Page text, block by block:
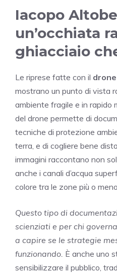
Iacopo
un’occhiata
ghiacciaio
Le riprese fatte con il drone
mostrano un punto di vista
ambiente fragile e in rapido
del drone permette di
tecniche di protezione
terra, e di cogliere bene
immagini raccontano non
anche i canali d’acqua
colore tra le zone più o
Questo tipo di
scienziati e per chi
a capire se le strategie
funzionando. È anche uno
sensibilizzare il pubblico,